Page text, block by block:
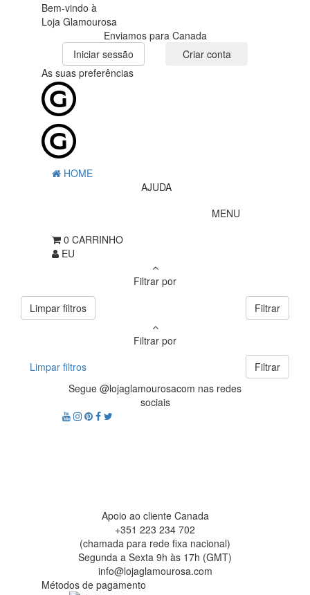
Bem-vindo à
Loja Glamourosa
Enviamos para Canada
Iniciar sessão
Criar conta
As suas preferências
HOME
AJUDA
MENU
0 CARRINHO
EU
Filtrar por
Limpar filtros
Filtrar
Filtrar por
Limpar filtros
Filtrar
Segue @lojaglamourosacom nas redes
sociais
Apoio ao cliente Canada
+351 223 234 702
(chamada para rede fixa nacional)
Segunda a Sexta 9h às 17h (GMT)
info@lojaglamourosa.com
Métodos de pagamento